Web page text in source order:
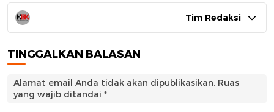
Tim Redaksi
TINGGALKAN BALASAN
Alamat email Anda tidak akan dipublikasikan. Ruas
yang wajib ditandai *